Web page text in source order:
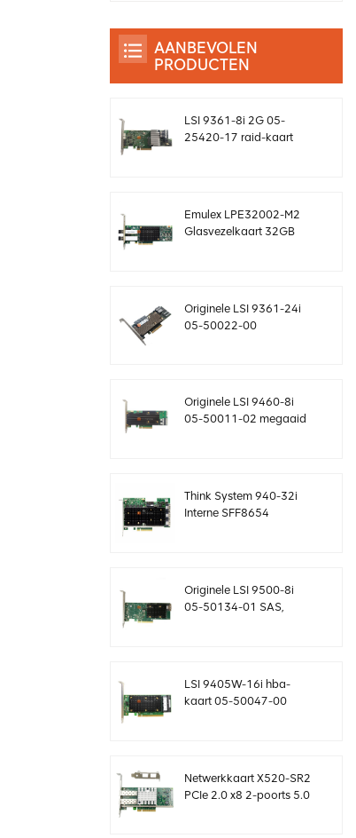
AANBEVOLEN
PRODUCTEN
LSI 9361-8i 2G 05-
25420-17 raid-kaart
Emulex LPE32002-M2
Glasvezelkaart 32GB
Originele LSI 9361-24i
05-50022-00
Originele LSI 9460-8i
05-50011-02 megaaid
Think System 940-32i
Interne SFF8654
Originele LSI 9500-8i
05-50134-01 SAS,
LSI 9405W-16i hba-
kaart 05-50047-00
Netwerkkaart X520-SR2
PCIe 2.0 x8 2-poorts 5.0